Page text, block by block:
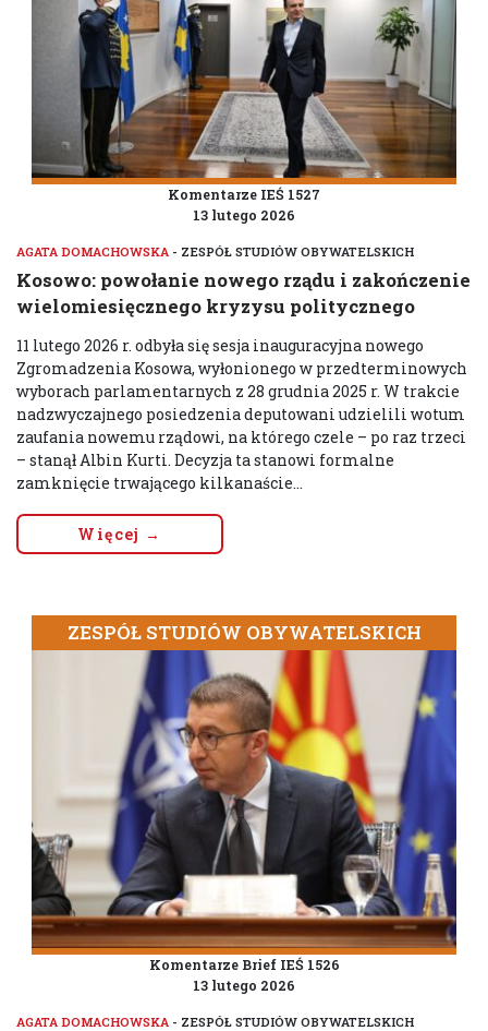
Komentarze IEŚ 1527
13 lutego 2026
AGATA DOMACHOWSKA - ZESPÓŁ STUDIÓW OBYWATELSKICH
Kosowo: powołanie nowego rządu i zakończenie
wielomiesięcznego kryzysu politycznego
11 lutego 2026 r. odbyła się sesja inauguracyjna nowego
Zgromadzenia Kosowa, wyłonionego w przedterminowych
wyborach parlamentarnych z 28 grudnia 2025 r. W trakcie
nadzwyczajnego posiedzenia deputowani udzielili wotum
zaufania nowemu rządowi, na którego czele – po raz trzeci
– stanął Albin Kurti. Decyzja ta stanowi formalne
zamknięcie trwającego kilkanaście...
Więcej →
ZESPÓŁ STUDIÓW OBYWATELSKICH
Komentarze Brief IEŚ 1526
13 lutego 2026
AGATA DOMACHOWSKA - ZESPÓŁ STUDIÓW OBYWATELSKICH